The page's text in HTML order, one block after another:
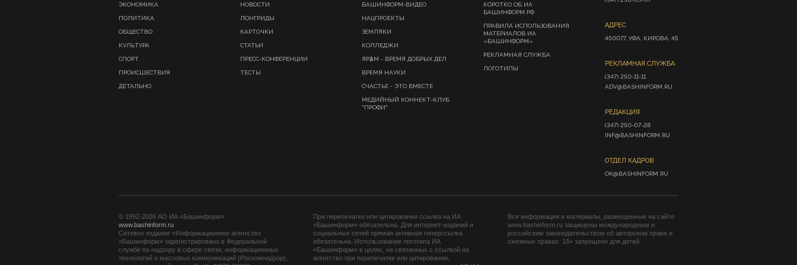
ЭКОНОМИКА
ПОЛИТИКА
ОБЩЕСТВО
КУЛЬТУРА
СПОРТ
ПРОИСШЕСТВИЯ
ДЕТАЛЬНО
НОВОСТИ
ЛОНГРИДЫ
КАРТОЧКИ
СТАТЬИ
ПРЕСС-КОНФЕРЕНЦИИ
ТЕСТЫ
БАШИНФОРМ-ВИДЕО
НАЦПРОЕКТЫ
ЗЕМЛЯКИ
КОЛЛЕДЖИ
ЯРҘАМ - ВРЕМЯ ДОБРЫХ ДЕЛ
ВРЕМЯ НАУКИ
СЧАСТЬЕ - ЭТО ВМЕСТЕ
МЕДИЙНЫЙ КОННЕКТ-КЛУБ
"ПРОФИ"
КОРОТКО ОБ ИА
БАШИНФОРМ.РФ
ПРАВИЛА ИСПОЛЬЗОВАНИЯ
МАТЕРИАЛОВ ИА
«БАШИНФОРМ»
РЕКЛАМНАЯ СЛУЖБА
ЛОГОТИПЫ
АДРЕС
450077, УФА, КИРОВА, 45
РЕКЛАМНАЯ СЛУЖБА
(347) 250-11-11
ADV@BASHINFORM.RU
РЕДАКЦИЯ
(347) 250-07-28
INF@BASHINFORM.RU
ОТДЕЛ КАДРОВ
OK@BASHINFORM.RU
© 1992-2026 АО ИА «Башинформ».
www.bashinform.ru
Сетевое издание «Информационное агентство
«Башинформ» зарегистрировано в Федеральной
службе по надзору в сфере связи, информационных
технологий и массовых коммуникаций (Роскомнадзор),
При перепечатке или цитировании ссылка на ИА
«Башинформ» обязательна. Для интернет-изданий и
социальных сетей прямая активная гиперссылка
обязательна. Использование логотипа ИА
«Башинформ» в целях, не связанных с ссылкой на
агентство при перепечатке или цитировании,
Вся информация и материалы, размещенные на сайте
www.bashinform.ru защищены международным и
российским законодательством об авторском праве и
смежных правах. 18+ запрещено для детей.